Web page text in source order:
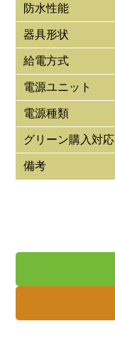
防水性能
器具形状
給電方式
電源ユニット
電源種類
グリーン購入対応
備考